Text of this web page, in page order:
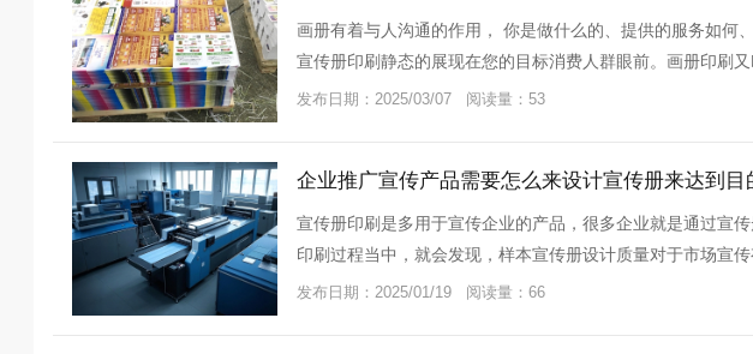
画册有着与人沟通的作用， 你是做什么的、提供的服务如何
宣传册印刷静态的展现在您的目标消费人群眼前。画册印刷
就是靠
发布日期：2025/03/07 阅读量：53
企业推广宣传产品需要怎么来设计宣传册来达到目
宣传册印刷是多用于宣传企业的产品，很多企业就是通过宣
印刷过程当中，就会发现，样本宣传册设计质量对于市场宣
重视宣传
发布日期：2025/01/19 阅读量：66